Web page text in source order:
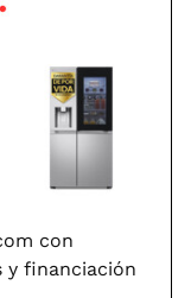
con
y financiación